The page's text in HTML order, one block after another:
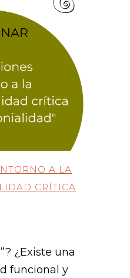
A LA
CRÍTICA
¿Existe una
funcional y